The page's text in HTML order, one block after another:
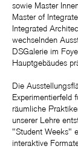
sowie Master
Master of
Integrated
wechselnden
DSGalerie im
Hauptgebäudes
Die
Experimentierfeld
räumliche
unserer Lehre
"Student Weeks"
interaktive